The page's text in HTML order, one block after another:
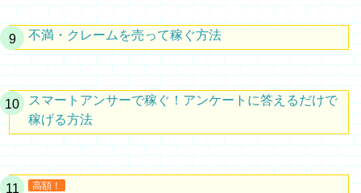
不満・クレームを売って稼ぐ方法
スマートアンサーで稼ぐ！アンケートに答えるだけで
稼げる方法
高額！